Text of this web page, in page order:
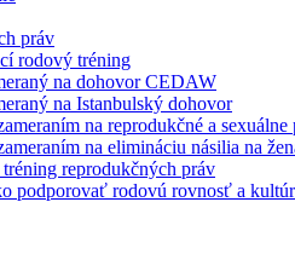
práv
rodový tréning
na dohovor CEDAW
na Istanbulský dohovor
na reprodukčné a sexuálne
na elimináciu násilia na
reprodukčných práv
podporovať rodovú rovnosť a